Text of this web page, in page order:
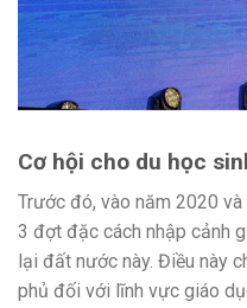
Cơ hội cho du học
Trước đó, vào năm 2020
3 đợt đặc cách nhập cảnh
lại đất nước này. Điều này
phủ đối với lĩnh vực giáo